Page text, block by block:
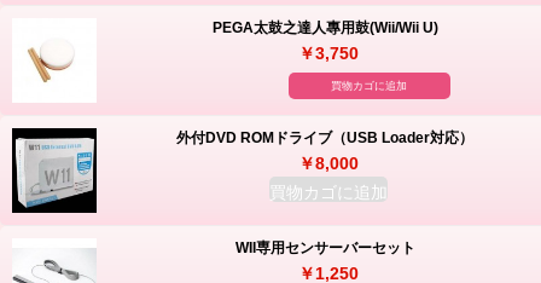
PEGA太鼓之達人專用鼓(Wii/Wii U)
￥3,750
買物カゴに追加
外付DVD ROMドライブ（USB Loader対応）
￥8,000
買物カゴに追加
WII専用センサーバーセット
￥1,250